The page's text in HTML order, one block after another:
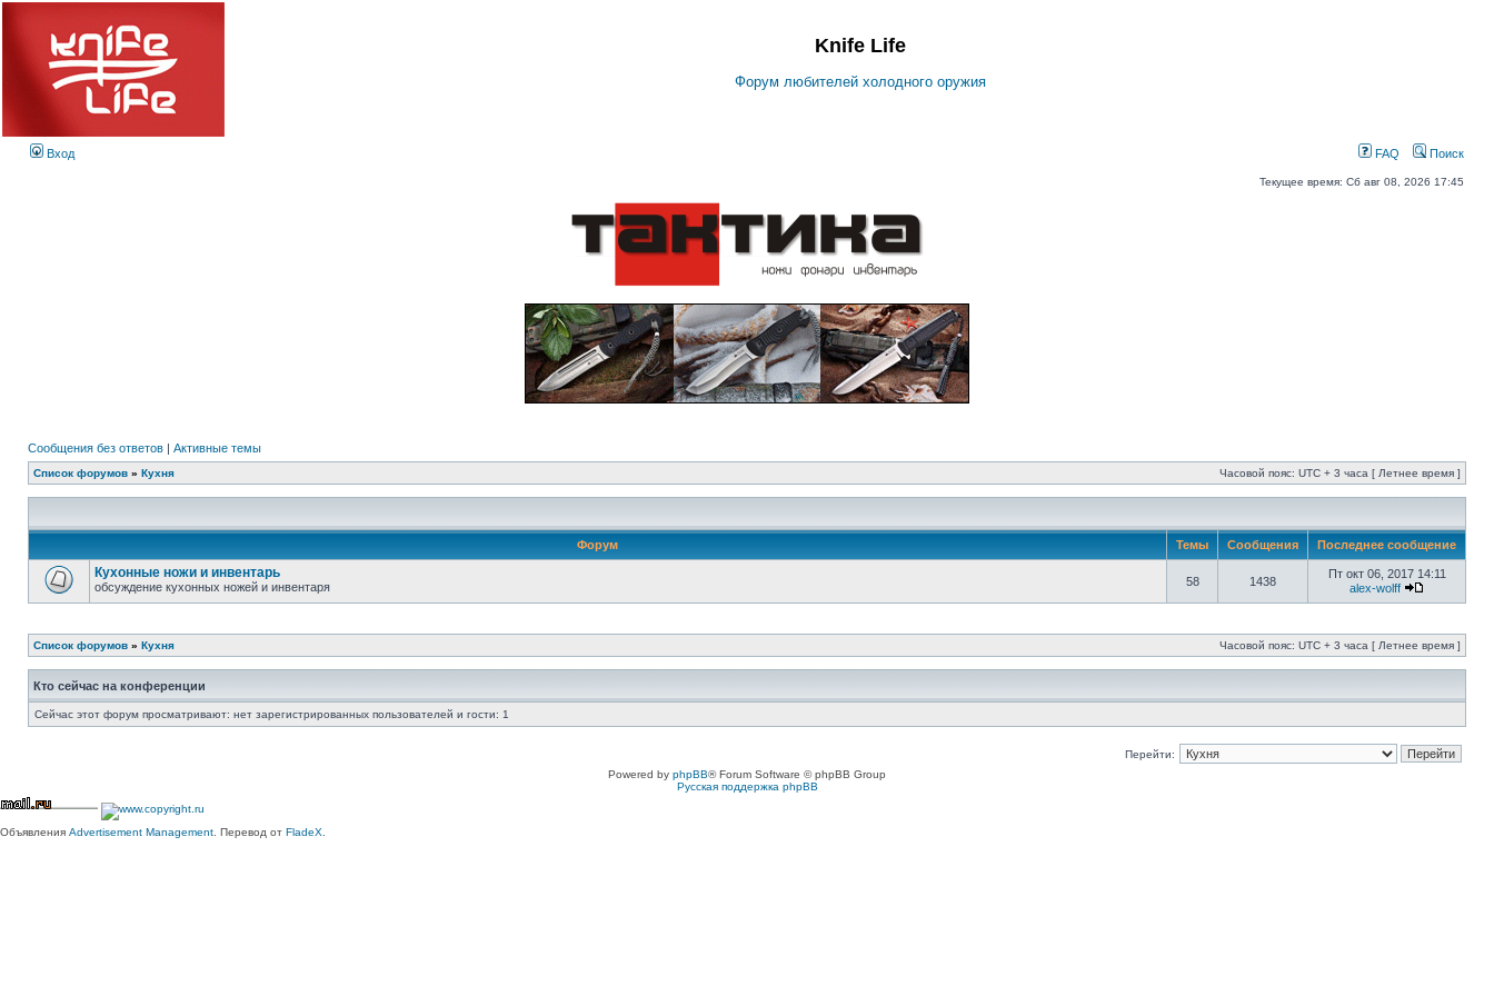
Knife Life
Форум любителей холодного оружия
Вход FAQ Поиск
Текущее время: Сб авг 08, 2026 17:45
Сообщения без ответов | Активные темы
Список форумов » Кухня Часовой пояс: UTC + 3 часа [ Летнее время ]
Форум Темы Сообщения Последнее сообщение
Кухонные ножи и инвентарь
обсуждение кухонных ножей и инвентаря 58 1438
Пт окт 06, 2017 14:11
alex-wolff
Список форумов » Кухня Часовой пояс: UTC + 3 часа [ Летнее время ]
Кто сейчас на конференции
Сейчас этот форум просматривают: нет зарегистрированных пользователей и гости: 1
Перейти:
Powered by phpBB® Forum Software © phpBB Group
Русская поддержка phpBB
Объявления Advertisement Management . Перевод от FladeX